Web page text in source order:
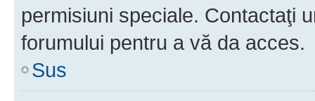
permisiuni speciale. Contactaţi
forumului pentru a vă da acces.
Sus